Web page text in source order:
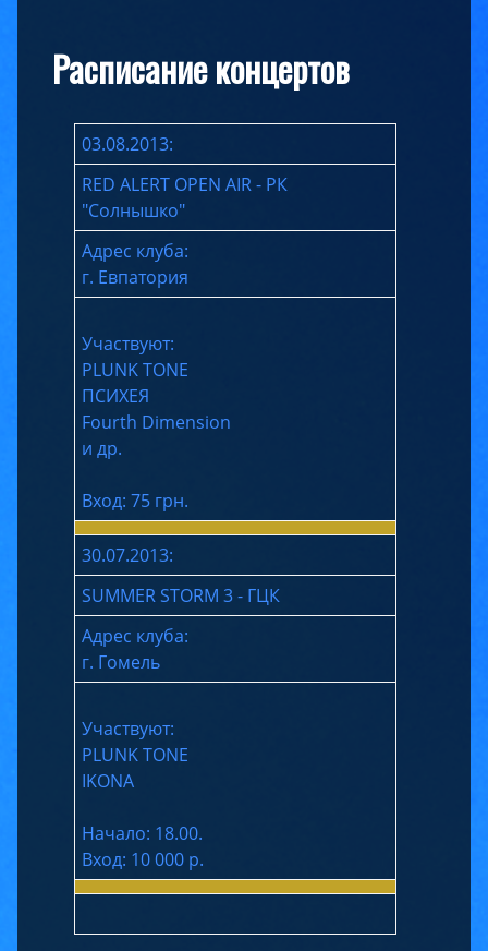
Расписание концертов
03.08.2013:
RED ALERT OPEN AIR - РК
"Солнышко"
Адрес клуба:
г. Евпатория
Участвуют:
PLUNK TONE
ПСИХЕЯ
Fourth Dimension
и др.
Вход: 75 грн.
30.07.2013:
SUMMER STORM 3 - ГЦК
Адрес клуба:
г. Гомель
Участвуют:
PLUNK TONE
IKONA
Начало: 18.00.
Вход: 10 000 р.